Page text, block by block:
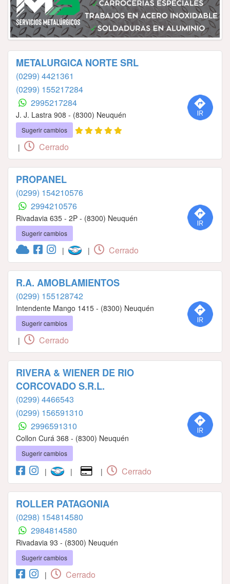
METALURGICA NORTE SRL
(0299) 4421361
(0299) 155217284
2995217284
J. J. Lastra 908 - (8300) Neuquén
Sugerir cambios
| Cerrado
PROPANEL
(0299) 154210576
2994210576
Rivadavia 635 - 2P - (8300) Neuquén
Sugerir cambios
| | Cerrado
R.A. AMOBLAMIENTOS
(0299) 155128742
Intendente Mango 1415 - (8300) Neuquén
Sugerir cambios
| Cerrado
RIVERA & WIENER DE RIO
CORCOVADO S.R.L.
(0299) 4466543
(0299) 156591310
2996591310
Collon Curá 368 - (8300) Neuquén
Sugerir cambios
| | | Cerrado
ROLLER PATAGONIA
(0298) 154814580
2984814580
Rivadavia 93 - (8300) Neuquén
Sugerir cambios
| Cerrado